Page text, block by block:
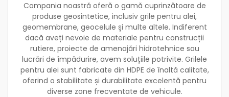
Compania noastră oferă o gamă cuprinzătoare de
produse geosintetice, inclusiv grile pentru alei,
geomembrane, geocelule și multe altele. Indiferent
dacă aveți nevoie de materiale pentru construcții
rutiere, proiecte de amenajări hidrotehnice sau
lucrări de împădurire, avem soluțiile potrivite. Grilele
pentru alei sunt fabricate din HDPE de înaltă calitate,
oferind o stabilitate și durabilitate excelentă pentru
diverse zone frecventate de vehicule.